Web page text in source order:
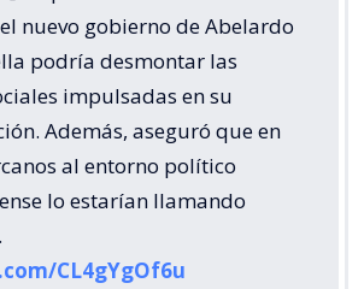
nuevo gobierno de Abelardo
podría desmontar las
impulsadas en su
Además, aseguró que en
al entorno político
lo estarían llamando
CL4gYgOf6u